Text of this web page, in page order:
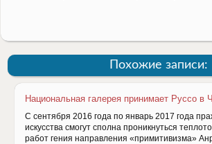
Похожие записи:
Национальная галерея принимает Руссо в
С сентября 2016 года по январь 2017 года
искусства смогут сполна проникнуться
работ гения направления «примитивизма»